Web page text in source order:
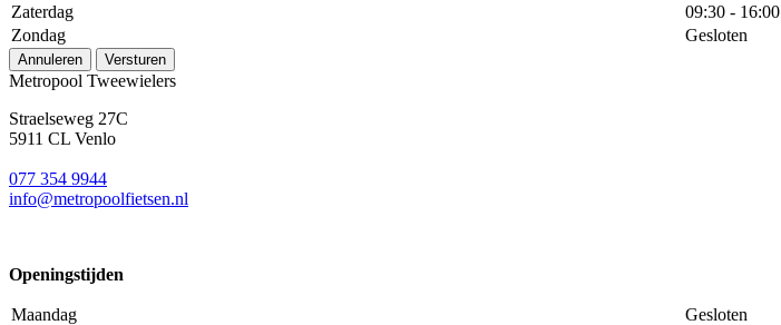
Zaterdag
09:30 - 16:00
Zondag
Gesloten
Annuleren Versturen
Metropool Tweewielers
Straelseweg 27C
5911 CL Venlo
077 354 9944
info@metropoolfietsen.nl
Openingstijden
Maandag
Gesloten